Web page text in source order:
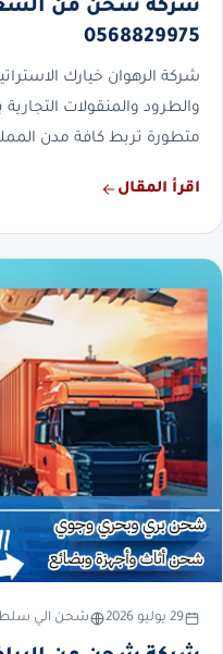
شركة شحن من
0568829975
شركة الرهوان خيارك
والطرود والمنقولات
متطورة تربط كافة مدن
اقرأ المقال
29 يوليو 2026 شحن الي